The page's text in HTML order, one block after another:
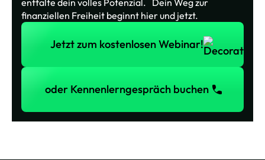
entfalte dein volles Potenzial. Dein Weg zur
finanziellen Freiheit beginnt hier und jetzt.
Jetzt zum kostenlosen Webinar!
Jetzt zum kostenlosen Webinar!
oder Kennenlerngespräch buchen
oder Kennenlerngespräch buchen